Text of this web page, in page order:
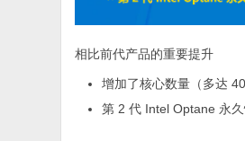
相比前代产品的重要提升
增加了核心数量（多达
第 2 代 Intel Optane 永